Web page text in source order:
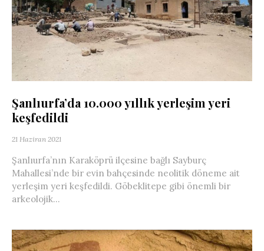
Şanlıurfa’da 10.000 yıllık yerleşim yeri
keşfedildi
21 Haziran 2021
Şanlıurfa’nın Karaköprü ilçesine bağlı Sayburç
Mahallesi’nde bir evin bahçesinde neolitik döneme ait
yerleşim yeri keşfedildi. Göbeklitepe gibi önemli bir
arkeolojik...